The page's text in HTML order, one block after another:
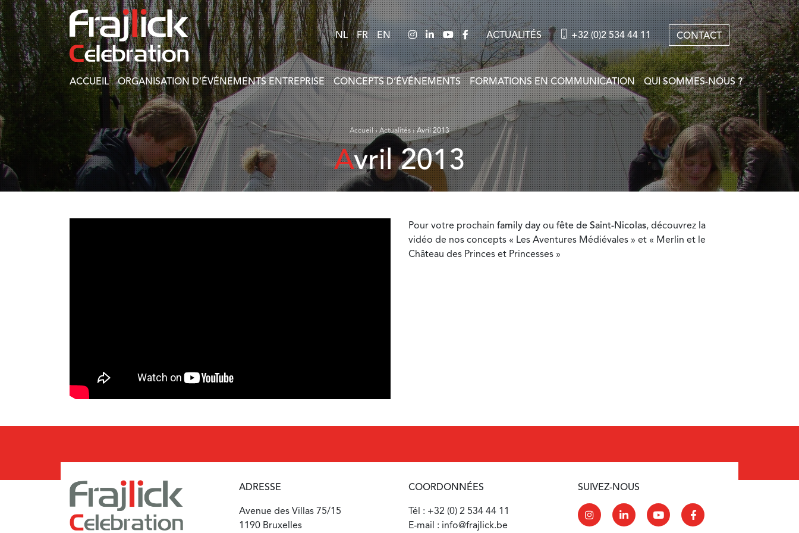
NL FR EN ACTUALITÉS +32 (0)2 534 44 11 CONTACT
ACCUEIL ORGANISATION D’ÉVÉNEMENTS ENTREPRISE CONCEPTS D’ÉVÉNEMENTS FORMATIONS EN COMMUNICATION QUI SOMMES-NOUS ?
Accueil›Actualités›Avril 2013
Avril 2013
Pour votre prochain family day ou fête de Saint-Nicolas, découvrez la
vidéo de nos concepts « Les Aventures Médiévales » et « Merlin et le
Château des Princes et Princesses »
ADRESSE
Avenue des Villas 75/15
1190 Bruxelles
COORDONNÉES
Tél : +32 (0) 2 534 44 11
E-mail : info@frajlick.be
SUIVEZ-NOUS